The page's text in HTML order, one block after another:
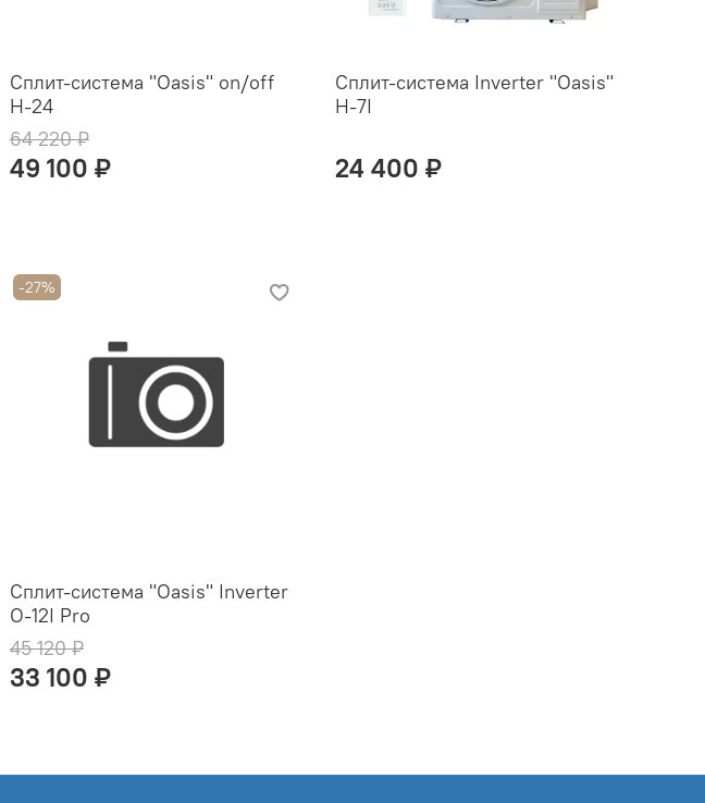
Сплит-система "Oasis" on/off
H-24
64 220 ₽
49 100 ₽
Сплит-система Inverter "Oasis"
H-7I
24 400 ₽
-27%
Сплит-система "Oasis" Inverter
O-12I Pro
45 120 ₽
33 100 ₽